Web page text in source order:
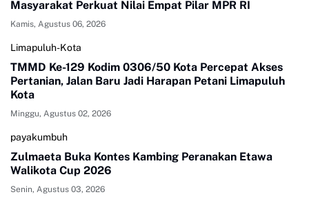
Masyarakat Perkuat Nilai Empat Pilar MPR RI
Kamis, Agustus 06, 2026
Limapuluh-Kota
TMMD Ke-129 Kodim 0306/50 Kota Percepat Akses
Pertanian, Jalan Baru Jadi Harapan Petani Limapuluh
Kota
Minggu, Agustus 02, 2026
payakumbuh
Zulmaeta Buka Kontes Kambing Peranakan Etawa
Walikota Cup 2026
Senin, Agustus 03, 2026